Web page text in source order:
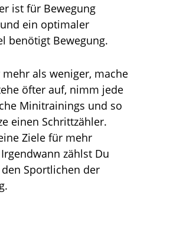
ist für Bewegung
ein optimaler
benötigt Bewegung.
mehr als weniger, mache
öfter auf, nimm jede
Minitrainings und so
einen Schrittzähler.
Ziele für mehr
zählst Du
Sportlichen der